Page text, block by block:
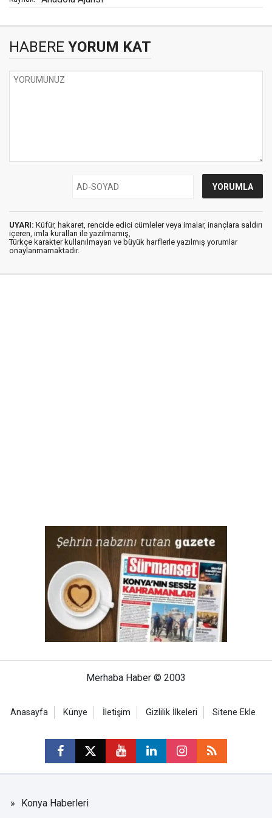
HABERE YORUM KAT
UYARI: Küfür, hakaret, rencide edici cümleler veya imalar, inançlara saldırı
içeren, imla kuralları ile yazılmamış,
Türkçe karakter kullanılmayan ve büyük harflerle yazılmış yorumlar
onaylanmamaktadır.
Merhaba Haber © 2003
Anasayfa Künye İletişim Gizlilik İlkeleri Sitene Ekle
Konya Haberleri